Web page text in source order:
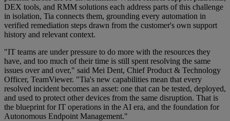
DEX tools, and RMM solutions each address parts of this challenge
in isolation, Tia connects them, grounding every automation in
verified remediation steps drawn from the customer's own support
history and relevant context.
"IT teams are under pressure to do more with the resources they
have, and too much of their time is still spent resolving the same
issues over and over," said Mei Dent, Chief Product & Technology
Officer, TeamViewer. "Tia's new capabilities mean that every
resolved incident becomes an asset: one that can be tested, deployed,
and used to protect other devices from the same disruption. That is
the blueprint for IT operations in the AI era, and the foundation for
Autonomous Endpoint Management."